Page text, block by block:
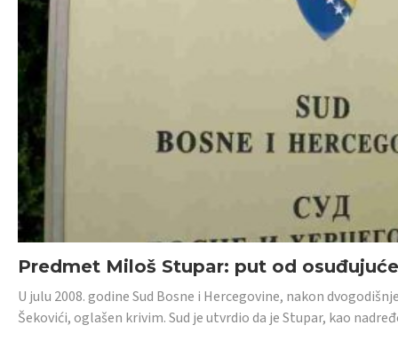
Predmet Miloš Stupar: put od
U julu 2008. godine Sud Bosne i Hercegovine, nakon
Šekovići, oglašen krivim. Sud je utvrdio da je Stupar, kao